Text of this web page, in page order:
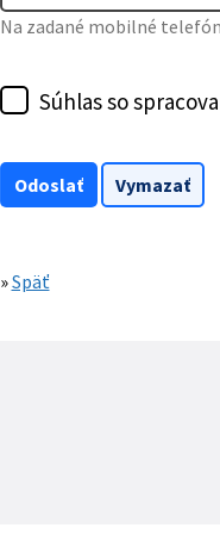
Na zadané mobilné
Súhlas so
»Späť